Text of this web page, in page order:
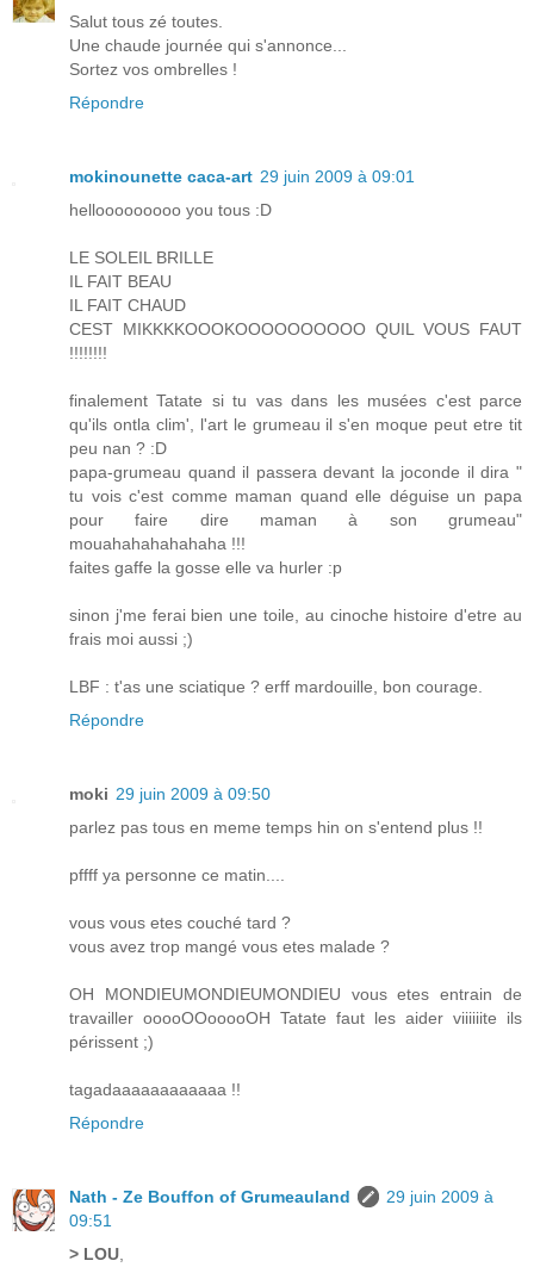
Salut tous zé toutes.
Une chaude journée qui s'annonce...
Sortez vos ombrelles !
Répondre
mokinounette caca-art 29 juin 2009 à 09:01
hellooooooooo you tous :D
LE SOLEIL BRILLE
IL FAIT BEAU
IL FAIT CHAUD
CEST MIKKKKOOOKOOOOOOOOOO QUIL VOUS FAUT
!!!!!!!!
finalement Tatate si tu vas dans les musées c'est parce
qu'ils ontla clim', l'art le grumeau il s'en moque peut etre tit
peu nan ? :D
papa-grumeau quand il passera devant la joconde il dira "
tu vois c'est comme maman quand elle déguise un papa
pour faire dire maman à son grumeau"
mouahahahahahaha !!!
faites gaffe la gosse elle va hurler :p
sinon j'me ferai bien une toile, au cinoche histoire d'etre au
frais moi aussi ;)
LBF : t'as une sciatique ? erff mardouille, bon courage.
Répondre
moki 29 juin 2009 à 09:50
parlez pas tous en meme temps hin on s'entend plus !!
pffff ya personne ce matin....
vous vous etes couché tard ?
vous avez trop mangé vous etes malade ?
OH MONDIEUMONDIEUMONDIEU vous etes entrain de
travailler ooooOOooooOH Tatate faut les aider viiiiiite ils
périssent ;)
tagadaaaaaaaaaaaa !!
Répondre
Nath - Ze Bouffon of Grumeauland
29 juin 2009 à
09:51
> LOU,